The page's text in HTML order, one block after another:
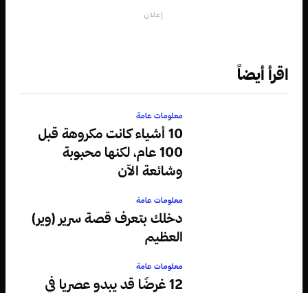
إعلان
اقرأ أيضاً
معلومات عامة
10 أشياء كانت مكروهة قبل
100 عام، لكنها محبوبة
وشائعة الآن
معلومات عامة
دخلك بتعرف قصة سرير (وير)
العظيم
معلومات عامة
12 غرضًا قد يبدو عصريا في